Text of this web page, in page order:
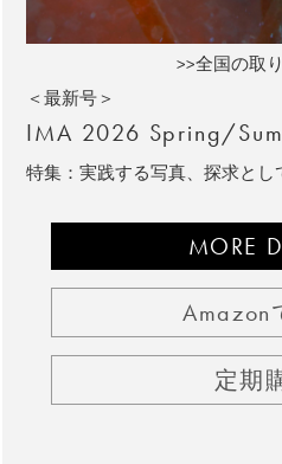
>>全国の取
＜最新号＞
IMA 2026 Spring/
特集：実践する写真、探求とし
MORE
Amazon
定期